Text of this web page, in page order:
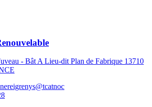
- Bât A Lieu-dit Plan de Fabrique 13710